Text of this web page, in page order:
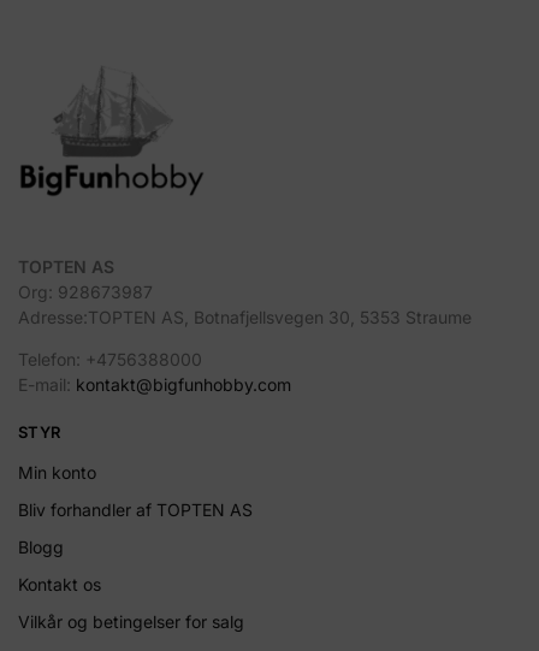
TOPTEN AS
Org: 928673987
Adresse:TOPTEN AS, Botnafjellsvegen 30, 5353 Straume
Telefon: +4756388000
E-mail: kontakt@bigfunhobby.com
STYR
Min konto
Bliv forhandler af TOPTEN AS
Blogg
Kontakt os
Vilkår og betingelser for salg